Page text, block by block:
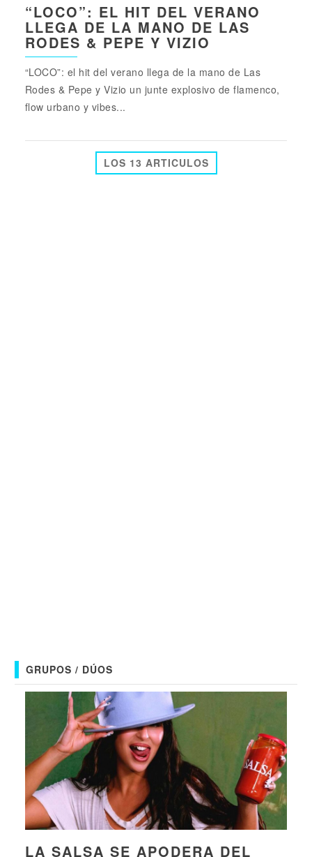
“LOCO”: EL HIT DEL VERANO
LLEGA DE LA MANO DE LAS
RODES & PEPE Y VIZIO
“LOCO”: el hit del verano llega de la mano de Las
Rodes & Pepe y Vizio un junte explosivo de flamenco,
flow urbano y vibes...
LOS 13 ARTICULOS
GRUPOS / DÚOS
LA SALSA SE APODERA DEL